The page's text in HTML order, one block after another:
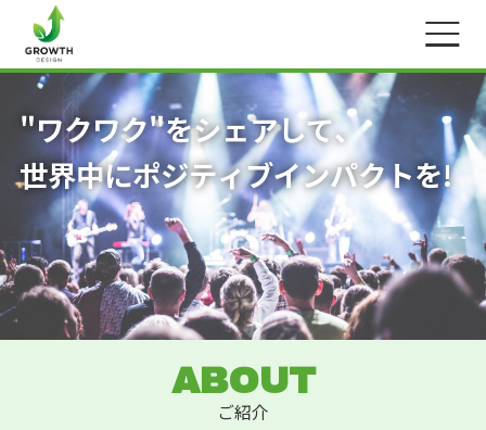
"ワクワク"をシェアして、
世界中にポジティブインパクトを!
ABOUT
ご紹介